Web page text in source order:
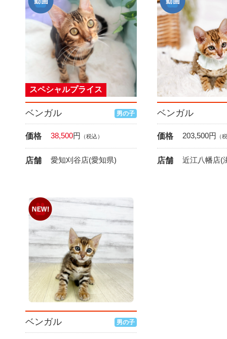
ベンガル 男の子
スペシャルプライス
価格 38,500円 （税込）
店舗 愛知刈谷店(愛知県)
ベンガル
価格 203,500円 （
店舗 近江八幡店(
ベンガル 男の子